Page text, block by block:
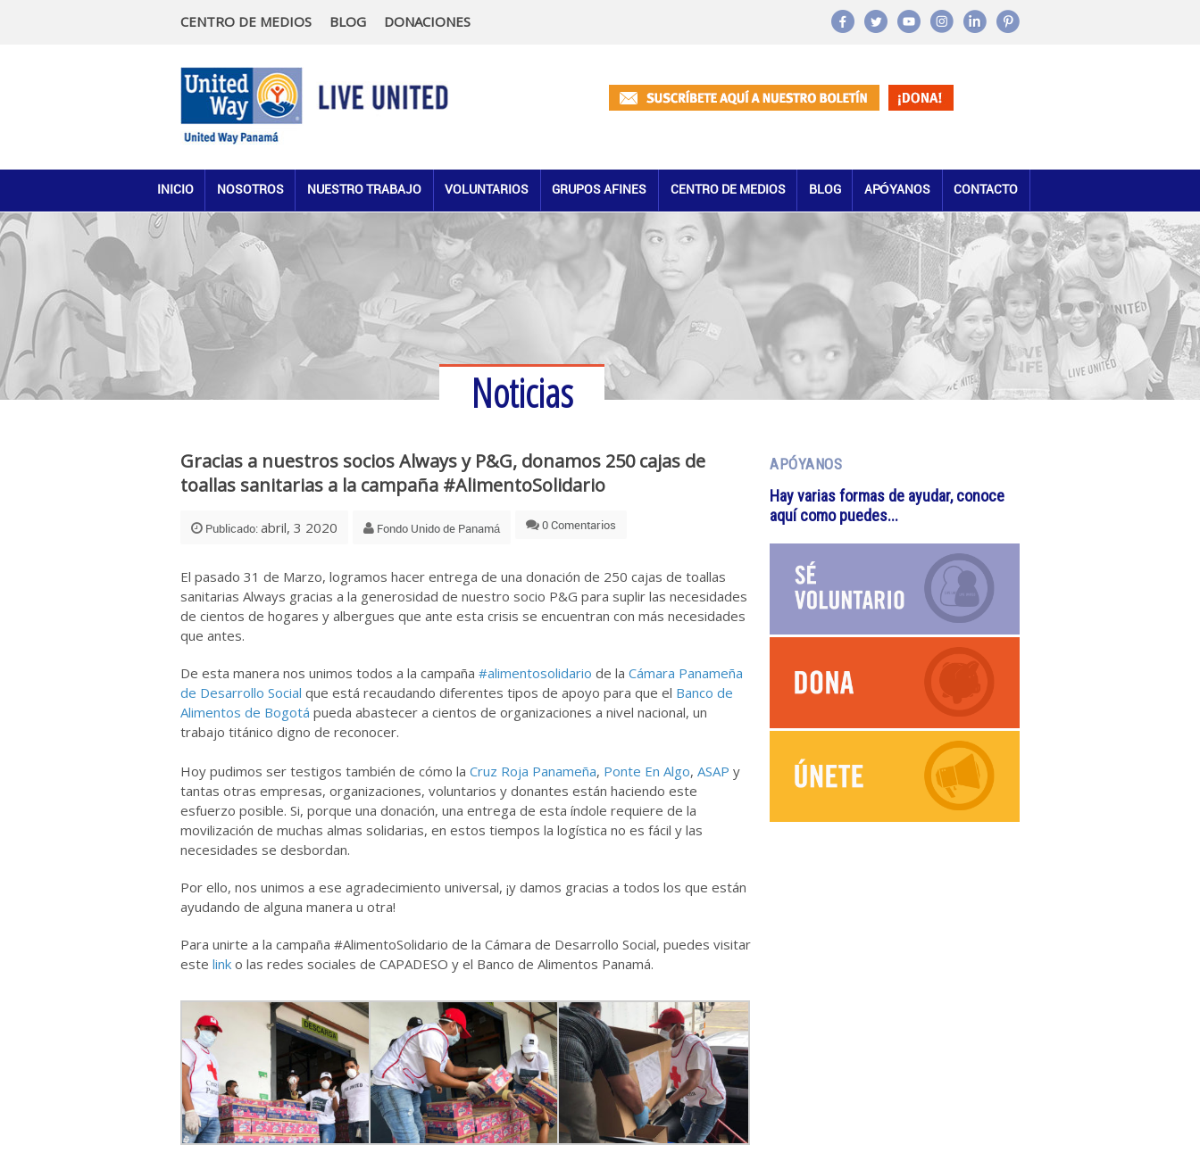
CENTRO DE MEDIOS BLOG DONACIONES
INICIO NOSOTROS NUESTRO TRABAJO VOLUNTARIOS GRUPOS AFINES CENTRO DE MEDIOS BLOG APÓYANOS CONTACTO
Noticias
Gracias a nuestros socios Always y P&G, donamos 250 cajas de
toallas sanitarias a la campaña #AlimentoSolidario
Publicado: abril, 3 2020 Fondo Unido de Panamá 0 Comentarios
El pasado 31 de Marzo, logramos hacer entrega de una donación de 250 cajas de toallas
sanitarias Always gracias a la generosidad de nuestro socio P&G para suplir las necesidades
de cientos de hogares y albergues que ante esta crisis se encuentran con más necesidades
que antes.
De esta manera nos unimos todos a la campaña #alimentosolidario de la Cámara Panameña
de Desarrollo Social que está recaudando diferentes tipos de apoyo para que el Banco de
Alimentos de Bogotá pueda abastecer a cientos de organizaciones a nivel nacional, un
trabajo titánico digno de reconocer.
Hoy pudimos ser testigos también de cómo la Cruz Roja Panameña, Ponte En Algo, ASAP y
tantas otras empresas, organizaciones, voluntarios y donantes están haciendo este
esfuerzo posible. Si, porque una donación, una entrega de esta índole requiere de la
movilización de muchas almas solidarias, en estos tiempos la logística no es fácil y las
necesidades se desbordan.
Por ello, nos unimos a ese agradecimiento universal, ¡y damos gracias a todos los que están
ayudando de alguna manera u otra!
Para unirte a la campaña #AlimentoSolidario de la Cámara de Desarrollo Social, puedes visitar
este link o las redes sociales de CAPADESO y el Banco de Alimentos Panamá.
APÓYANOS
Hay varias formas de ayudar, conoce
aquí como puedes...